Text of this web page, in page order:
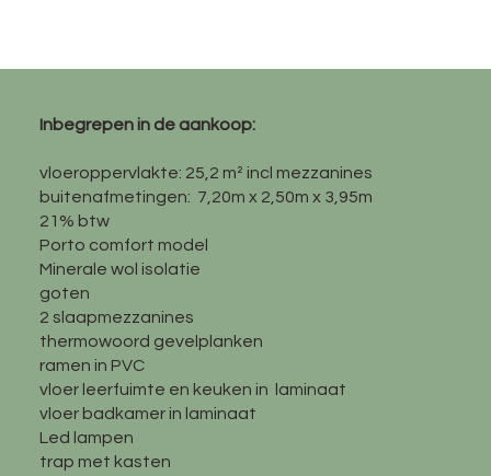
Inbegrepen in de aankoop:
vloeroppervlakte: 25,2 m² incl mezzanines
buitenafmetingen: 7,20m x 2,50m x 3,95m
21% btw
Porto comfort model
Minerale wol isolatie
goten
2 slaapmezzanines
thermowoord gevelplanken
ramen in PVC
vloer leerfuimte en keuken in laminaat
vloer badkamer in laminaat
Led lampen
trap met kasten